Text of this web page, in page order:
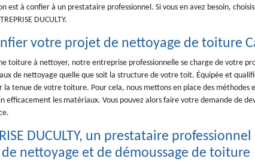
est à confier à un prestataire professionnel. Si vous en avez besoin,
DUCULTY.
votre projet de nettoyage de toiture
toiture à nettoyer, notre entreprise professionnelle se charge de votre
de nettoyage quelle que soit la structure de votre toit. Équipée et
la tenue de votre toiture. Pour cela, nous mettons en place des méthodes
efficacement les matériaux. Vous pouvez alors faire votre demande de
DUCULTY, un prestataire
de nettoyage et de démoussage de toiture